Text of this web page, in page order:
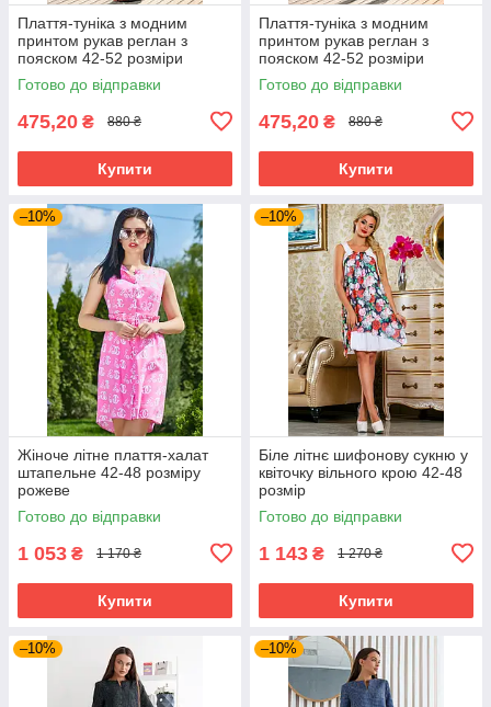
Плаття-туніка з модним
принтом рукав реглан з
пояском 42-52 розміри
Готово до відправки
475,20 ₴ 880 ₴
Купити
Плаття-туніка з модним
принтом рукав реглан з
пояском 42-52 розміри
Готово до відправки
475,20 ₴ 880 ₴
Купити
–10%
Жіноче літне плаття-халат
штапельне 42-48 розміру
рожеве
Готово до відправки
1 053 ₴ 1 170 ₴
Купити
–10%
Біле літнє шифонову сукню у
квіточку вільного крою 42-48
розмір
Готово до відправки
1 143 ₴ 1 270 ₴
Купити
–10% –10%